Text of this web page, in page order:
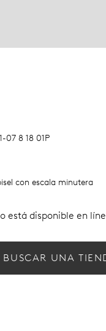
07 8 18 01P
con escala minutera
está disponible en
BUSCAR UNA